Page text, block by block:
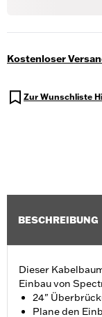
Kostenloser
Zur Wunschliste
BESCHREIBUNG
Dieser
Einbau von
24"
Plane den